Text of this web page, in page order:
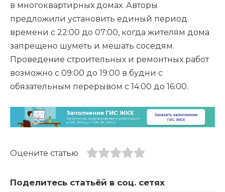
в многоквартирных домах. Авторы
предложили установить единый период
времени с 22:00 до 07:00, когда жителям дома
запрещено шуметь и мешать соседям.
Проведение строительных и ремонтных работ
возможно с 09:00 до 19:00 в будни с
обязательным перерывом с 14:00 до 16:00.
Оцените статью
Поделитесь статьёй в соц. сетях